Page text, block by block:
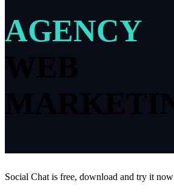
AGENCY
Social Chat is free, download and try it now